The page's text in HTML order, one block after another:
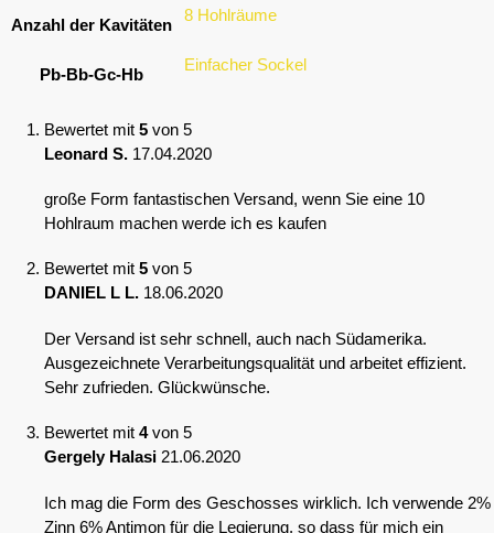
Anzahl der Kavitäten
8 Hohlräume
Pb-Bb-Gc-Hb
Einfacher Sockel
Bewertet mit 5 von 5
Leonard S. 17.04.2020
große Form fantastischen Versand, wenn Sie eine 10
Hohlraum machen werde ich es kaufen
Bewertet mit 5 von 5
DANIEL L L. 18.06.2020
Der Versand ist sehr schnell, auch nach Südamerika.
Ausgezeichnete Verarbeitungsqualität und arbeitet effizient.
Sehr zufrieden. Glückwünsche.
Bewertet mit 4von 5
Gergely Halasi 21.06.2020
Ich mag die Form des Geschosses wirklich. Ich verwende 2%
Zinn 6% Antimon für die Legierung, so dass für mich ein